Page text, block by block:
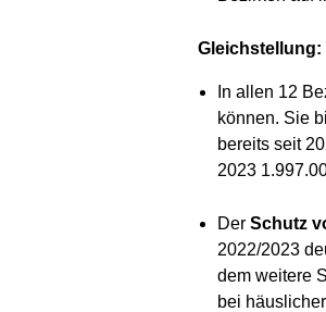
Gleichstellung:
In allen 12
können. Sie
bereits seit
2023
Der Schutz
2022/2023
dem weitere
bei